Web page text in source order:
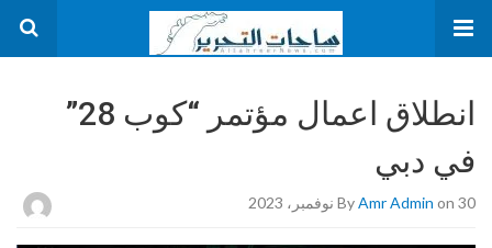
انطلاق اعمال مؤتمر “كوب 28”
في دبي
ByAmr Admin on 30 نوفمبر، 2023